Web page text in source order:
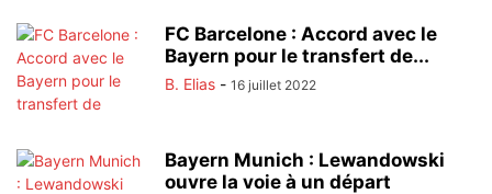
FC Barcelone : Accord avec le
Bayern pour le transfert de...
B. Elias - 16 juillet 2022
Bayern Munich : Lewandowski
ouvre la voie à un départ